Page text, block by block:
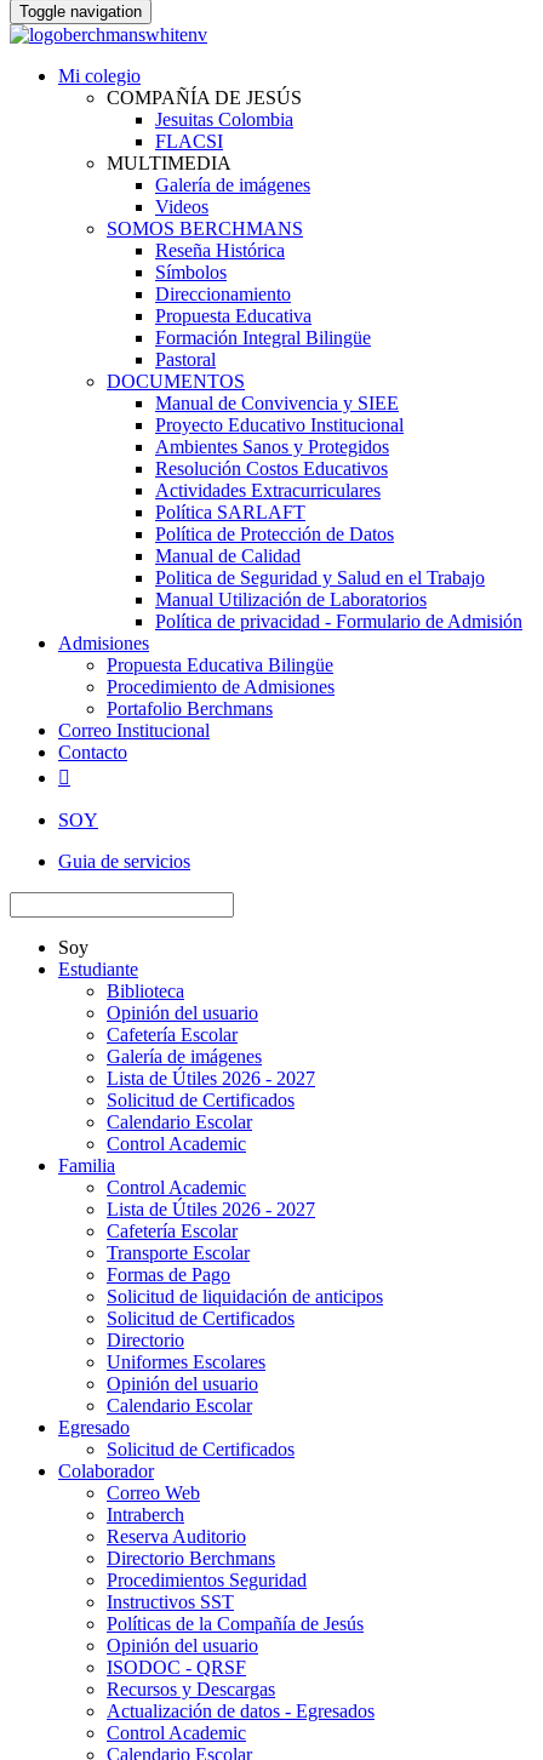
Toggle navigation
Mi colegio
COMPAÑÍA DE JESÚS
Jesuitas Colombia
FLACSI
MULTIMEDIA
Galería de imágenes
Videos
SOMOS BERCHMANS
Reseña Histórica
Símbolos
Direccionamiento
Propuesta Educativa
Formación Integral Bilingüe
Pastoral
DOCUMENTOS
Manual de Convivencia y SIEE
Proyecto Educativo Institucional
Ambientes Sanos y Protegidos
Resolución Costos Educativos
Actividades Extracurriculares
Política SARLAFT
Política de Protección de Datos
Manual de Calidad
Politica de Seguridad y Salud en el Trabajo
Manual Utilización de Laboratorios
Política de privacidad - Formulario de Admisión
Admisiones
Propuesta Educativa Bilingüe
Procedimiento de Admisiones
Portafolio Berchmans
Correo Institucional
Contacto

SOY
Guia de servicios
Soy
Estudiante
Biblioteca
Opinión del usuario
Cafetería Escolar
Galería de imágenes
Lista de Útiles 2026 - 2027
Solicitud de Certificados
Calendario Escolar
Control Academic
Familia
Control Academic
Lista de Útiles 2026 - 2027
Cafetería Escolar
Transporte Escolar
Formas de Pago
Solicitud de liquidación de anticipos
Solicitud de Certificados
Directorio
Uniformes Escolares
Opinión del usuario
Calendario Escolar
Egresado
Solicitud de Certificados
Colaborador
Correo Web
Intraberch
Reserva Auditorio
Directorio Berchmans
Procedimientos Seguridad
Instructivos SST
Políticas de la Compañía de Jesús
Opinión del usuario
ISODOC - QRSF
Recursos y Descargas
Actualización de datos - Egresados
Control Academic
Calendario Escolar